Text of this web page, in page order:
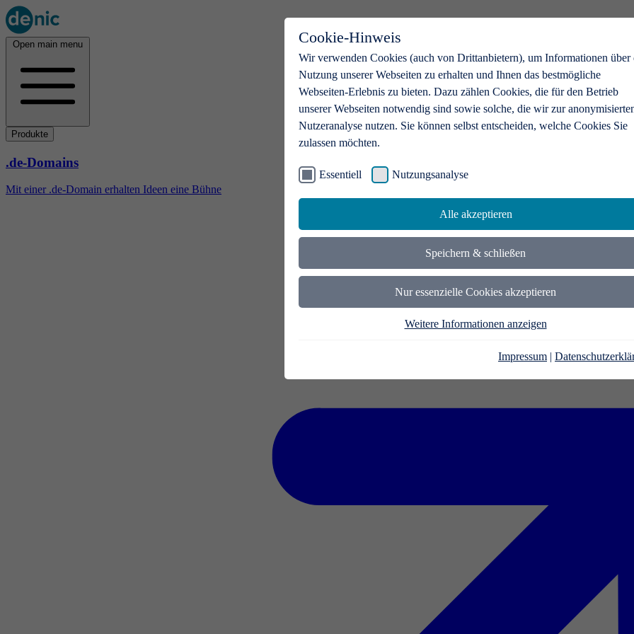
Cookie-Hinweis
Wir verwenden Cookies (auch von Drittanbietern), um Informationen über
Nutzung unserer Webseiten zu erhalten und Ihnen das bestmögliche
Webseiten-Erlebnis zu bieten. Dazu zählen Cookies, die für den Betrieb
unserer Webseiten notwendig sind sowie solche, die wir zur
Nutzeranalyse nutzen. Sie können selbst entscheiden, welche Cookies Sie
zulassen möchten.
Essentiell Nutzungsanalyse
Alle akzeptieren
Speichern & schließen
Nur essenzielle Cookies akzeptieren
Weitere Informationen anzeigen
Impressum |
Open main menu
Produkte
.de-Domains
Mit einer .de-Domain erhalten Ideen eine Bühne